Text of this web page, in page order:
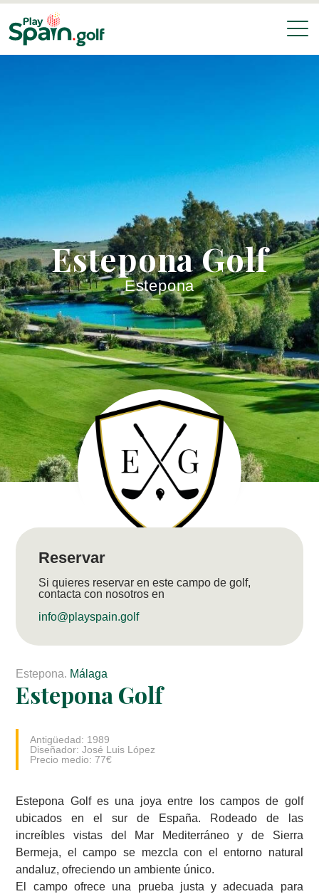
Estepona Golf
Estepona
Estepona. Málaga
Estepona Golf
Antigüedad: 1989
Diseñador: José Luis López
Precio medio: 77€
Estepona Golf es una joya entre los campos de golf
ubicados en el sur de España. Rodeado de las
increíbles vistas del Mar Mediterráneo y de Sierra
Bermeja, el campo se mezcla con el entorno natural
andaluz, ofreciendo un ambiente único.
El campo ofrece una prueba justa y adecuada para
Reservar
Si quieres reservar en este campo de golf,
contacta con nosotros en
info@playspain.golf